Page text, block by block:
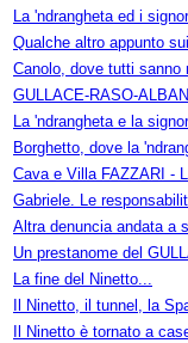
La 'ndrangheta ed i
Qualche altro appunto
Canolo, dove tutti sanno
GULLACE-RASO-
La 'ndrangheta e la
Borghetto, dove la
Cava e Villa FAZZARI -
Gabriele. Le
Altra denuncia andata a
Un prestanome del
La fine del Ninetto...
Il Ninetto, il tunnel, la
Il Ninetto è tornato a